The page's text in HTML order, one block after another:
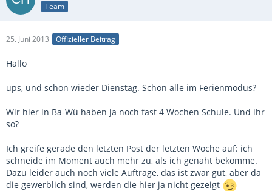
Team
25. Juni 2013 Offizieller Beitrag
Hallo
ups, und schon wieder Dienstag. Schon alle im Ferienmodus?
Wir hier in Ba-Wü haben ja noch fast 4 Wochen Schule. Und ihr
so?
Ich greife gerade den letzten Post der letzten Woche auf: ich
schneide im Moment auch mehr zu, als ich genäht bekomme.
Dazu leider auch noch viele Aufträge, das ist zwar gut, aber da
die gewerblich sind, werden die hier ja nicht gezeigt